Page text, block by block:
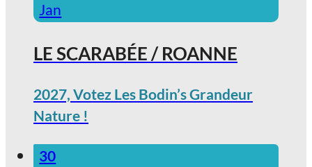
Jan
LE SCARABÉE / ROANNE
2027, Votez Les Bodin’s Grandeur
Nature !
30